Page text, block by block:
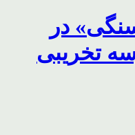
«سنگی» در
مدرسه تخریبی